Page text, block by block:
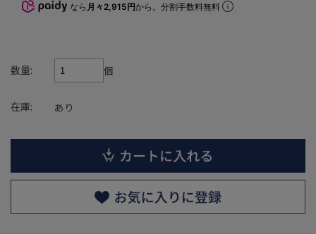
なら 月々2,915円から。分割手数料無料
数量: 個
在庫: あり